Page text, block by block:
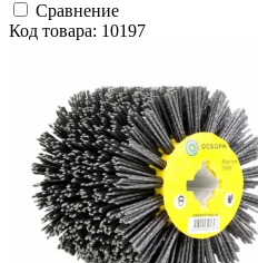
Сравнение
Код товара: 10197